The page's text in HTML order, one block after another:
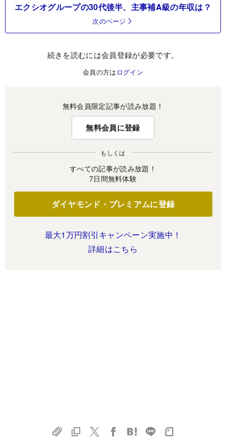
エクシオグループの30代後半、主事補A級の年収は？
次のページ
続きを読むには会員登録が必要です。
会員の方は ログイン
無料会員限定記事が読み放題！
無料会員に登録
もしくは
すべての記事が読み放題！
7日間無料体験
ダイヤモンド・プレミアムに登録
最大1万円割引キャンペーン実施中！
詳細はこちら